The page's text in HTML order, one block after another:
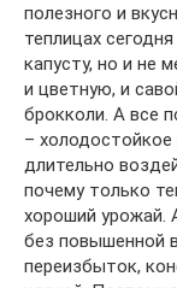
полезного и
теплицах
капусту, но и не
и цветную, и
брокколи. А все
– холодостойкое
длительно
почему только
хороший урожай.
без повышенной
переизбыток,